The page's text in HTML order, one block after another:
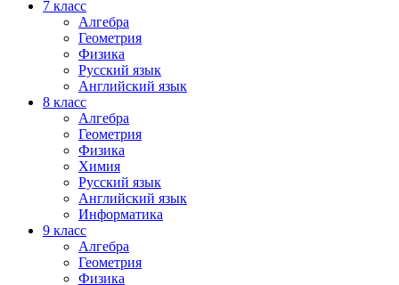
7 класс
Алгебра
Геометрия
Физика
Русский язык
Английский язык
8 класс
Алгебра
Геометрия
Физика
Химия
Русский язык
Английский язык
Информатика
9 класс
Алгебра
Геометрия
Физика